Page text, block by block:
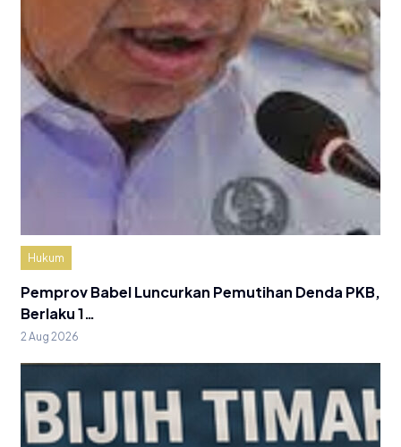
Hukum
Pemprov Babel Luncurkan Pemutihan Denda PKB,
Berlaku 1…
2 Aug 2026